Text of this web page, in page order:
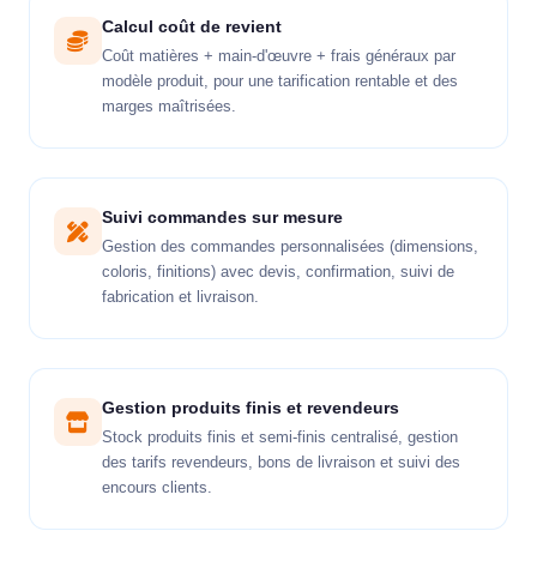
Calcul coût de revient
Coût matières + main-d'œuvre + frais généraux par
modèle produit, pour une tarification rentable et des
marges maîtrisées.
Suivi commandes sur mesure
Gestion des commandes personnalisées (dimensions,
coloris, finitions) avec devis, confirmation, suivi de
fabrication et livraison.
Gestion produits finis et revendeurs
Stock produits finis et semi-finis centralisé, gestion
des tarifs revendeurs, bons de livraison et suivi des
encours clients.